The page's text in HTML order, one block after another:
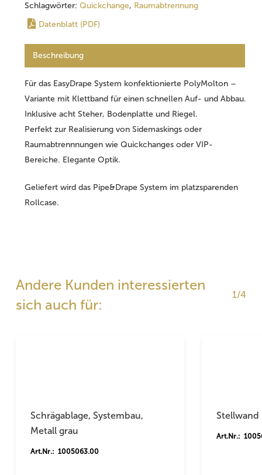
Schlagwörter: Quickchange, Raumabtrennung
Datenblatt (PDF)
Beschreibung
Für das EasyDrape System konfektionierte PolyMolton –
Variante mit Klettband für einen schnellen Auf- und Abbau.
Inklusive acht Steher, Bodenplatte und Riegel.
Perfekt zur Realisierung von Sidemaskings oder
Raumabtrennnungen wie Quickchanges oder VIP-
Bereiche. Elegante Optik.
Geliefert wird das Pipe&Drape System im platzsparenden
Rollcase.
Andere Kunden interessierten
sich auch für:
1/4
Schrägablage, Systembau,
Metall grau
Art.Nr.: 1005063.00
Stellwand
Art.Nr.: